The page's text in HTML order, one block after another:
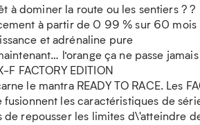
à dominer la route ou les sentiers ? ?
à partir de 0 99 % sur 60 mois
et adrénaline pure
l’orange ça ne passe
FACTORY EDITION
le mantra READY TO RACE. Les
les caractéristiques de
de repousser les limites d\'atteindre